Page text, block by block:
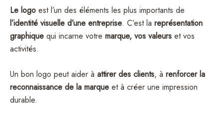
Le logo est l’un des éléments les plus importants de
l’identité visuelle d’une entreprise. C’est la représentation
graphique qui incarne votre marque, vos valeurs et vos
activités.
Un bon logo peut aider à attirer des clients, à renforcer la
reconnaissance de la marque et à créer une impression
durable.